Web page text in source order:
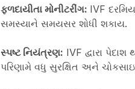
ફળદાયીતા મોનીટરીંગ: IVF
સમસ્યાને સમયસર શોધી શકાય.
સ્પષ્ટ નિયંત્રણ: IVF દ્વારા
પરિણામે વધુ સુરક્ષિત અને